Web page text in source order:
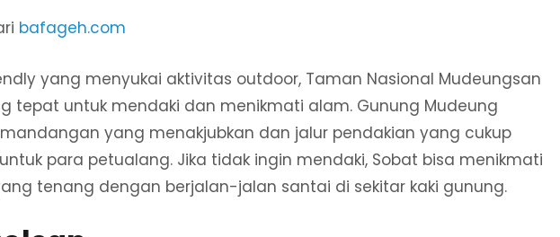
bafageh.com
yang menyukai aktivitas outdoor, Taman Nasional Mudeungsan
tepat untuk mendaki dan menikmati alam. Gunung Mudeung
yang menakjubkan dan jalur pendakian yang cukup
para petualang. Jika tidak ingin mendaki, Sobat bisa menikmati
tenang dengan berjalan-jalan santai di sekitar kaki gunung.